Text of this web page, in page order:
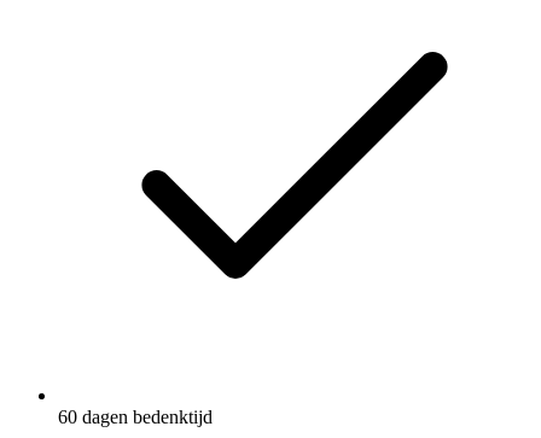
60 dagen bedenktijd